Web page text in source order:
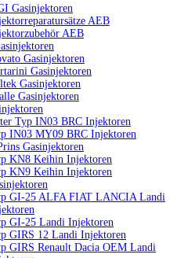
Gasinjektoren
AEB
AEB
Gasinjektoren
Gasinjektoren
Gasinjektoren
Gasinjektoren
Typ IN03 BRC Injektoren
IN03 MY09 BRC Injektoren
Gasinjektoren
KN8 Keihin Injektoren
KN9 Keihin Injektoren
GI-25 ALFA FIAT LANCIA Landi
GI-25 Landi Injektoren
GIRS 12 Landi Injektoren
GIRS Renault Dacia OEM Landi